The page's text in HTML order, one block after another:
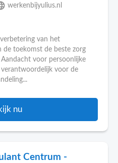
werkenbijyulius.nl
van het
de toekomst de beste zorg
voor persoonlijke
verantwoordelijk voor de
nu
Centrum -